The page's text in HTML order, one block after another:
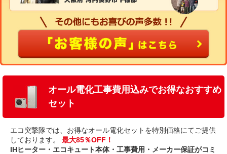
オール電化工事費用込みでお得なおすすめ
セット
エコ突撃隊では、お得なオール電化セットを特別価格にてご提供
しております。 最大85％OFF！
IHヒーター・エコキュート本体・工事費用・メーカー保証がコミ